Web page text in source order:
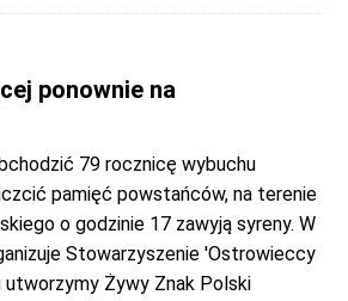
ponownie na
79 rocznicę wybuchu
pamięć powstańców, na terenie
o godzinie 17 zawyją syreny. W
Stowarzyszenie 'Ostrowieccy
utworzymy Żywy Znak Polski